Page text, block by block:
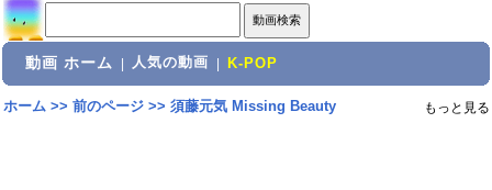
動画 ホーム 人気の動画 K-POP
ホーム>> 前のページ>> 須藤元気 Missing Beauty もっと見る